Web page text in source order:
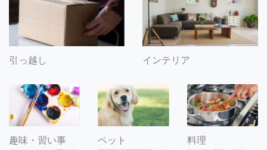
引っ越し インテリア
趣味・習い事 ペット 料理